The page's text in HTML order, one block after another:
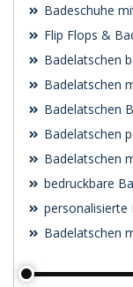
Badeschuhe
Flip Flops &
Badelatschen
Badelatschen
Badelatschen
Badelatschen
Badelatschen
bedruckbare
personalisierte
Badelatschen